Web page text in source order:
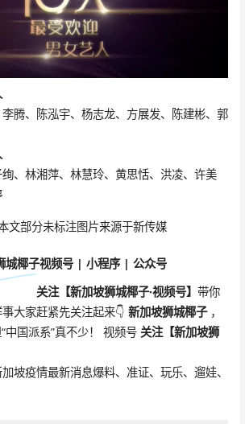
腾、陈泓宇、杨志龙、方展发、陈建彬、郭
、林湘萍、林慧玲、黄思恬、洪凌、许美
文部分未标注图片来源于新传媒
城椰子视频号 | 小程序 | 公众号
关注【新加坡狮城椰子·视频号】 带你
大家赶紧先关注起来👇 新加坡狮城椰子，
中国派系”真不少！ 视频号 关注【新加坡狮
坡疫情最新消息爆料、准证、玩乐、遛娃、